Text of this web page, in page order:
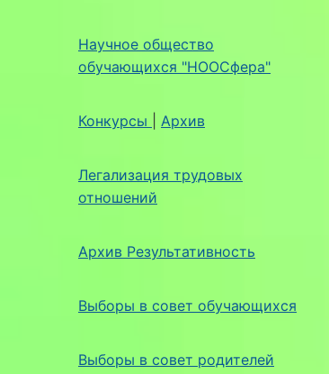
Научное общество
обучающихся "НООСфера"
Конкурсы Архив
Легализация трудовых
отношений
Архив Результативность
Выборы в совет обучающихся
Выборы в совет родителей